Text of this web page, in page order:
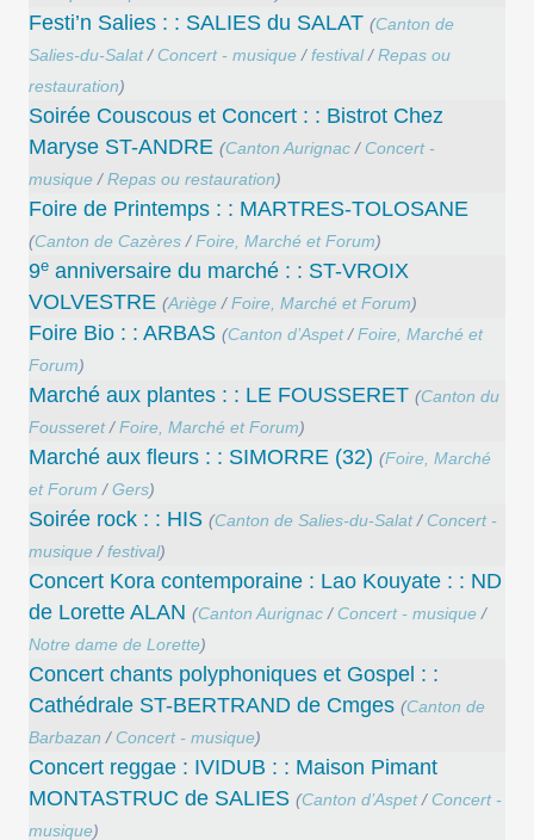
Festi’n Salies : : SALIES du SALAT (Canton de
Salies-du-Salat/ Concert - musique/festival/Repas ou
restauration)
Soirée Couscous et Concert : : Bistrot Chez
Maryse ST-ANDRE (Canton Aurignac/ Concert -
musique/Repas ou restauration)
Foire de Printemps : : MARTRES-TOLOSANE
(Canton de Cazères/Foire, Marché et Forum)
9e anniversaire du marché : : ST-VROIX
VOLVESTRE (Ariège/Foire, Marché et Forum)
Foire Bio : : ARBAS (Canton d’Aspet/Foire, Marché et
Forum)
Marché aux plantes : : LE FOUSSERET (Canton du
Fousseret/Foire, Marché et Forum)
Marché aux fleurs : : SIMORRE (32) (Foire, Marché
et Forum /Gers)
Soirée rock : : HIS (Canton de Salies-du-Salat/ Concert -
musique/festival)
Concert Kora contemporaine : Lao Kouyate : : ND
de Lorette ALAN (Canton Aurignac/ Concert - musique/
Notre dame de Lorette)
Concert chants polyphoniques et Gospel : :
Cathédrale ST-BERTRAND de Cmges (Canton de
Barbazan / Concert - musique)
Concert reggae : IVIDUB : : Maison Pimant
MONTASTRUC de SALIES (Canton d’Aspet/ Concert -
musique)